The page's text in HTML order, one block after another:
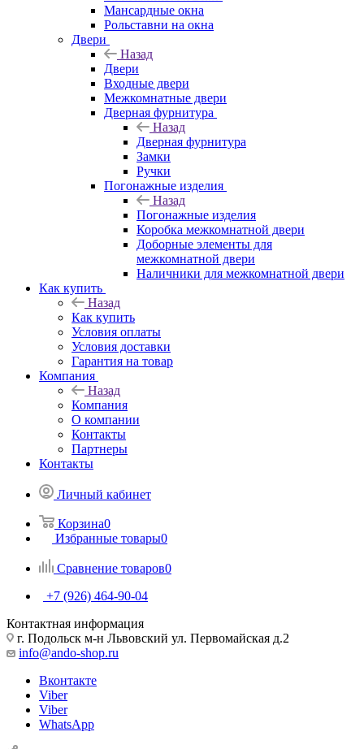
Мансардные окна
Рольставни на окна
Двери
Назад
Двери
Входные двери
Межкомнатные двери
Дверная фурнитура
Назад
Дверная фурнитура
Замки
Ручки
Погонажные изделия
Назад
Погонажные изделия
Коробка межкомнатной двери
Доборные элементы для
межкомнатной двери
Наличники для межкомнатной двери
Как купить
Назад
Как купить
Условия оплаты
Условия доставки
Гарантия на товар
Компания
Назад
Компания
О компании
Контакты
Партнеры
Контакты
Личный кабинет
Корзина0
Избранные товары0
Сравнение товаров0
+7 (926) 464-90-04
Контактная информация
г. Подольск м-н Львовский ул. Первомайская д.2
info@ando-shop.ru
Вконтакте
Viber
Viber
WhatsApp